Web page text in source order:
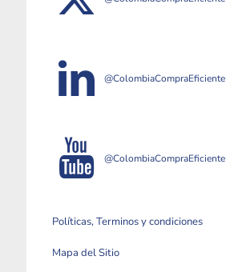
@ColombiaCompraEficiente
@ColombiaCompraEficiente
Políticas, Terminos y condiciones
Mapa del Sitio